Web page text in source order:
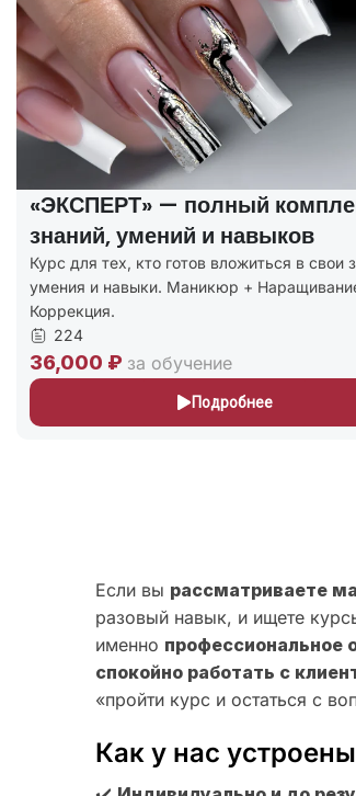
«ЭКСПЕРТ» — полный
знаний, умений и навыков
Курс для тех, кто готов вложиться в свои
умения и навыки. Маникюр +
Коррекция.
224
36,000 ₽ за обучение
Подробнее
Если вы рассматриваете
разовый навык, и ищете
именно профессиональное
спокойно работать с
«пройти курс и остаться с
Как у нас